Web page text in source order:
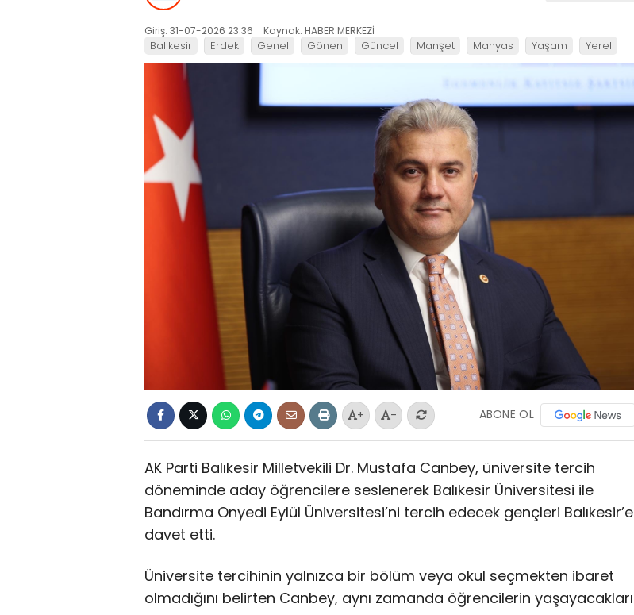
Giriş: 31-07-2026 23:36 Kaynak: HABER MERKEZİ
Balıkesir Erdek Genel Gönen Güncel Manşet Manyas Yaşam Yerel
+ - ABONE OL
AK Parti Balıkesir Milletvekili Dr. Mustafa Canbey, üniversite tercih
döneminde aday öğrencilere seslenerek Balıkesir Üniversitesi ile
Bandırma Onyedi Eylül Üniversitesi’ni tercih edecek gençleri Balıkesir’e
davet etti.
Üniversite tercihinin yalnızca bir bölüm veya okul seçmekten ibaret
olmadığını belirten Canbey, aynı zamanda öğrencilerin yaşayacakları